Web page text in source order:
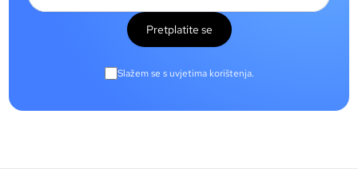
Pretplatite se
Slažem se s uvjetima korištenja.